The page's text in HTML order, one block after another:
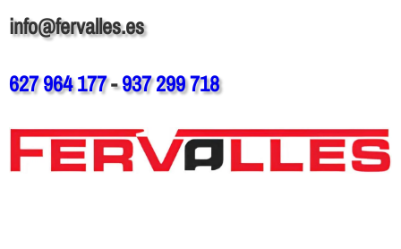
info@fervalles.es
627 964 177-937 299 718